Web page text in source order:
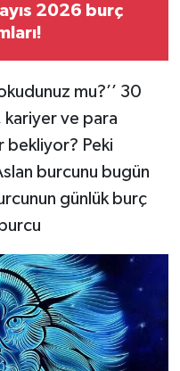
2026 burç
mu?’’ 30
kariyer ve para
bekliyor? Peki
burcunu bugün
günlük burç